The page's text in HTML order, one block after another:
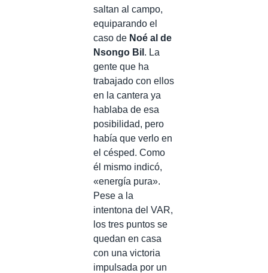
saltan al campo,
equiparando el
caso de Noé al de
Nsongo Bil . La
gente que ha
trabajado con ellos
en la cantera ya
hablaba de esa
posibilidad, pero
había que verlo en
el césped. Como
él mismo indicó,
«energía pura».
Pese a la
intentona del VAR,
los tres puntos se
quedan en casa
con una victoria
impulsada por un